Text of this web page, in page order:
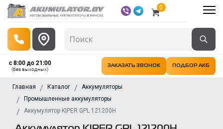
0
с 8:00 до 21:00
(без выходных)
ЗАКАЗАТЬ ЗВОНОК ПОДБОР АКБ
Главная Каталог
Аккумуляторы
Промышленные аккумуляторы
Аккумулятор KIPER GPL 121200H